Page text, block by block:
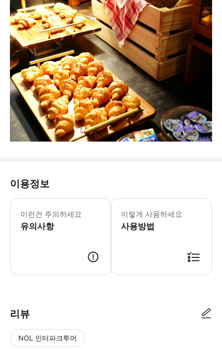
이용정보
이런건 주의하세요
유의사항
- 예약확정 * 예약 후 확정 여부를 바
이렇게 사용하세요
사용방법
리뷰
NOL 인터파크투어